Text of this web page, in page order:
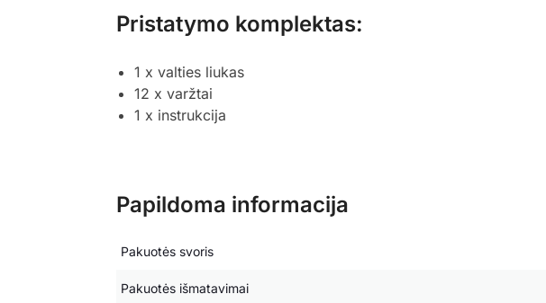
Pristatymo komplektas:
1 x valties liukas
12 x varžtai
1 x instrukcija
Papildoma informacija
Pakuotės svoris
Pakuotės išmatavimai